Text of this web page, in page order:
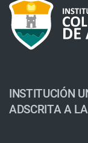
INSTITUCIÓN
ADSCRITA A